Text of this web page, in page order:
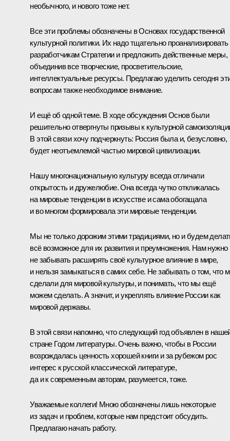
необычного, и нового тоже нет.
Все эти проблемы обозначены в Основах государственной
культурной политики. Их надо тщательно проанализировать
разработчикам Стратегии и предложить действенные меры,
объединив все творческие, просветительские,
интеллектуальные ресурсы. Предлагаю уделить сегодня
вопросам также необходимое внимание.
И ещё об одной теме. В ходе обсуждения Основ были
решительно отвергнуты призывы к культурной
В этой связи хочу подчеркнуть: Россия была и, безусловно,
будет неотъемлемой частью мировой цивилизации.
Нашу многонациональную культуру всегда отличали
открытость и дружелюбие. Она всегда чутко откликалась
на мировые тенденции в искусстве и сама обогащала
и во многом формировала эти мировые тенденции.
Мы не только дорожим этими традициями, но и будем
всё возможное для их развития и преумножения. Нам нужно
не забывать расширять своё культурное влияние в мире,
и нельзя замыкаться в самих себе. Не забывать о том, что
сделали для мировой культуры, и понимать, что мы ещё
можем сделать. А значит, и укреплять влияние России как
мировой державы.
В этой связи напомню, что следующий год объявлен в
стране Годом литературы. Очень важно, чтобы в России
возрождалась ценность хорошей книги и за рубежом рос
интерес к русской классической литературе,
да и к современным авторам, разумеется, тоже.
Уважаемые коллеги! Мною обозначены лишь некоторые
из задач и проблем, которые нам предстоит обсудить.
Предлагаю начать работу.